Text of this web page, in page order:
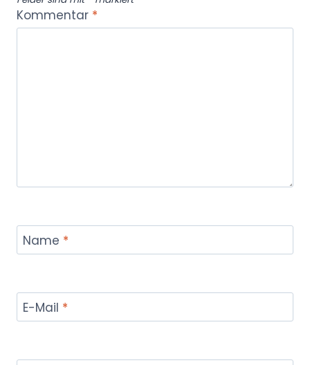
Kommentar *
Name *
E-Mail *